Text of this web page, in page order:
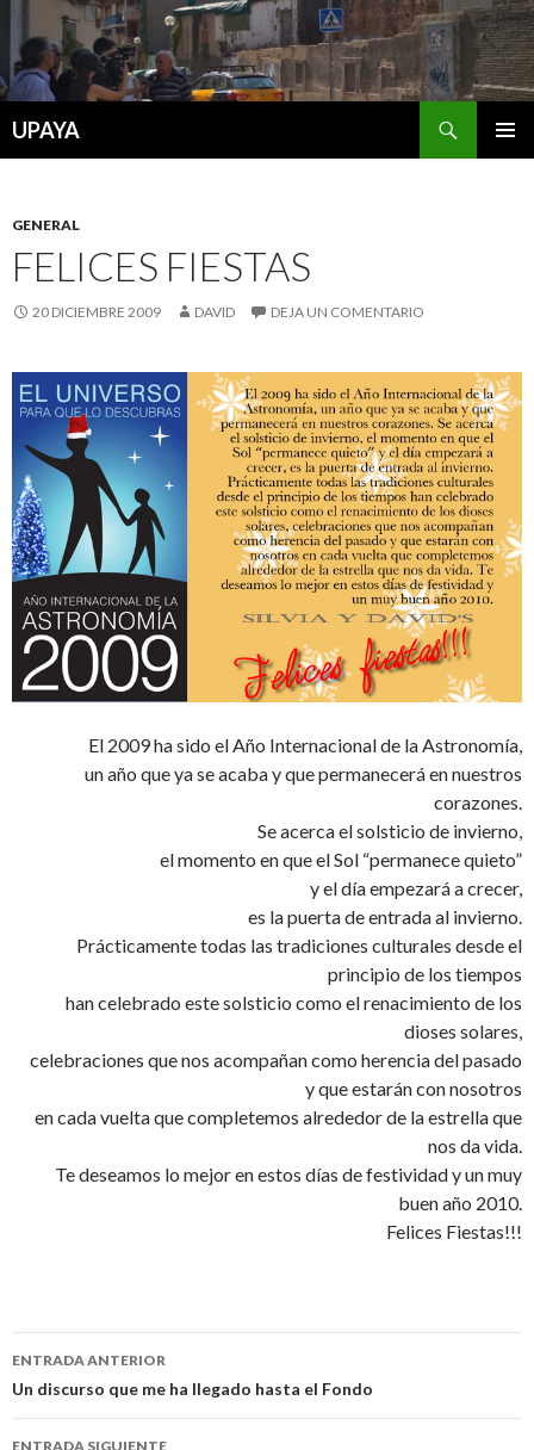
UPAYA
GENERAL
FELICES FIESTAS
20 DICIEMBRE 2009 DAVID DEJA UN COMENTARIO
El 2009 ha sido el Año Internacional de la Astronomía,
un año que ya se acaba y que permanecerá en nuestros
corazones.
Se acerca el solsticio de invierno,
el momento en que el Sol “permanece quieto”
y el día empezará a crecer,
es la puerta de entrada al invierno.
Prácticamente todas las tradiciones culturales desde el
principio de los tiempos
han celebrado este solsticio como el renacimiento de los
dioses solares,
celebraciones que nos acompañan como herencia del pasado
y que estarán con nosotros
en cada vuelta que completemos alrededor de la estrella que
nos da vida.
Te deseamos lo mejor en estos días de festividad y un muy
buen año 2010.
Felices Fiestas!!!
Navegación
de
entradas
ENTRADA ANTERIOR
Un discurso que me ha llegado hasta el Fondo
ENTRADA SIGUIENTE